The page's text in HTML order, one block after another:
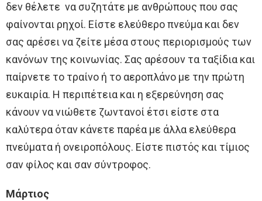
δεν θέλετε να συζητάτε με ανθρώπους που σας
φαίνονται ρηχοί. Είστε ελεύθερο πνεύμα και δεν
σας αρέσει να ζείτε μέσα στους περιορισμούς των
κανόνων της κοινωνίας. Σας αρέσουν τα ταξίδια και
παίρνετε το τραίνο ή το αεροπλάνο με την πρώτη
ευκαιρία. Η περιπέτεια και η εξερεύνηση σας
κάνουν να νιώθετε ζωντανοί έτσι είστε στα
καλύτερα όταν κάνετε παρέα με άλλα ελεύθερα
πνεύματα ή ονειροπόλους. Είστε πιστός και τίμιος
σαν φίλος και σαν σύντροφος.
Μάρτιος